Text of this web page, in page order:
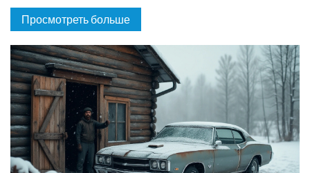
автомобильного аккумулятора и защитить кузов от коррозии
и внешних повреждений. Узнайте, как правильно ухаживать
средства, что в конечном итоге приведет к снижению затрат
на обслуживание и ремонты.
Просмотреть больше